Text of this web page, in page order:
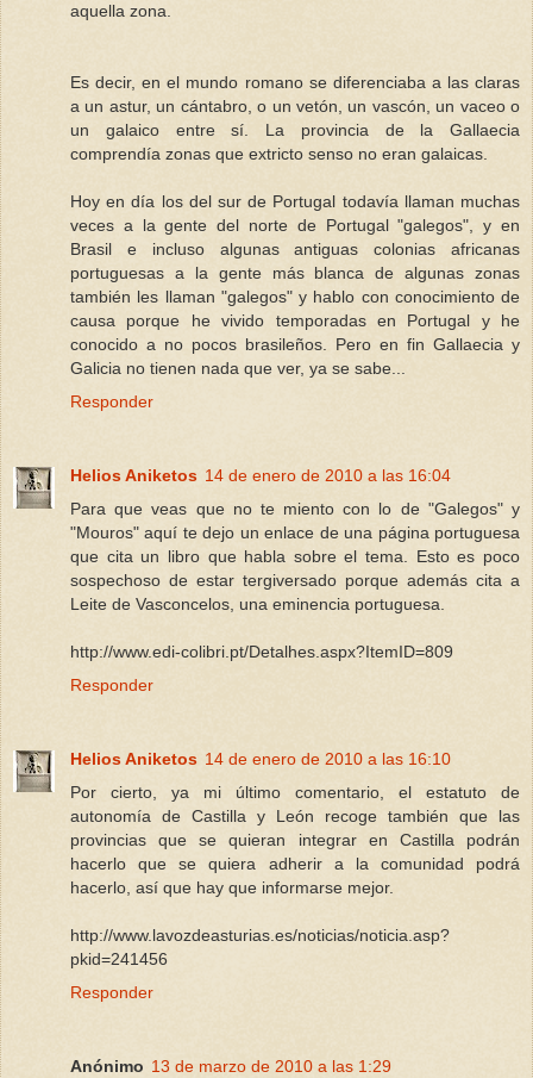
aquella zona.
Es decir, en el mundo romano se diferenciaba a las claras
a un astur, un cántabro, o un vetón, un vascón, un vaceo o
un galaico entre sí. La provincia de la Gallaecia
comprendía zonas que extricto senso no eran galaicas.
Hoy en día los del sur de Portugal todavía llaman muchas
veces a la gente del norte de Portugal "galegos", y en
Brasil e incluso algunas antiguas colonias africanas
portuguesas a la gente más blanca de algunas zonas
también les llaman "galegos" y hablo con conocimiento de
causa porque he vivido temporadas en Portugal y he
conocido a no pocos brasileños. Pero en fin Gallaecia y
Galicia no tienen nada que ver, ya se sabe...
Responder
Helios Aniketos 14 de enero de 2010 a las 16:04
Para que veas que no te miento con lo de "Galegos" y
"Mouros" aquí te dejo un enlace de una página portuguesa
que cita un libro que habla sobre el tema. Esto es poco
sospechoso de estar tergiversado porque además cita a
Leite de Vasconcelos, una eminencia portuguesa.
http://www.edi-colibri.pt/Detalhes.aspx?ItemID=809
Responder
Helios Aniketos 14 de enero de 2010 a las 16:10
Por cierto, ya mi último comentario, el estatuto de
autonomía de Castilla y León recoge también que las
provincias que se quieran integrar en Castilla podrán
hacerlo que se quiera adherir a la comunidad podrá
hacerlo, así que hay que informarse mejor.
http://www.lavozdeasturias.es/noticias/noticia.asp?
pkid=241456
Responder
Anónimo 13 de marzo de 2010 a las 1:29